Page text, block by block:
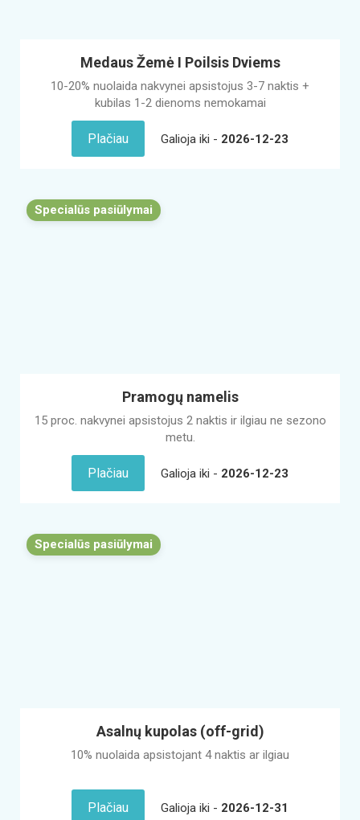
Medaus Žemė I Poilsis Dviems
10-20% nuolaida nakvynei apsistojus 3-7 naktis +
kubilas 1-2 dienoms nemokamai
Plačiau Galioja iki - 2026-12-23
Specialūs pasiūlymai
Pramogų namelis
15 proc. nakvynei apsistojus 2 naktis ir ilgiau ne sezono
metu.
Plačiau Galioja iki - 2026-12-23
Specialūs pasiūlymai
Asalnų kupolas (off-grid)
10% nuolaida apsistojant 4 naktis ar ilgiau
Plačiau Galioja iki - 2026-12-31